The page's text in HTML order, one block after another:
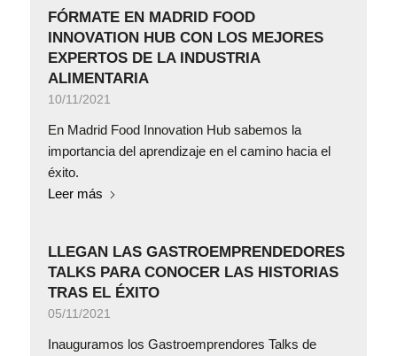
FÓRMATE EN MADRID FOOD
INNOVATION HUB CON LOS MEJORES
EXPERTOS DE LA INDUSTRIA
ALIMENTARIA
10/11/2021
En Madrid Food Innovation Hub sabemos la
importancia del aprendizaje en el camino hacia el
éxito.
Leer más
LLEGAN LAS GASTROEMPRENDEDORES
TALKS PARA CONOCER LAS HISTORIAS
TRAS EL ÉXITO
05/11/2021
Inauguramos los Gastroemprendores Talks de